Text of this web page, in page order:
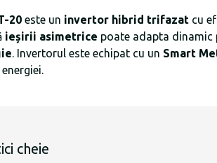
20 este un invertor hibrid trifazat cu
ieșirii asimetrice poate adapta dinamic
. Invertorul este echipat cu un Smart
cheie